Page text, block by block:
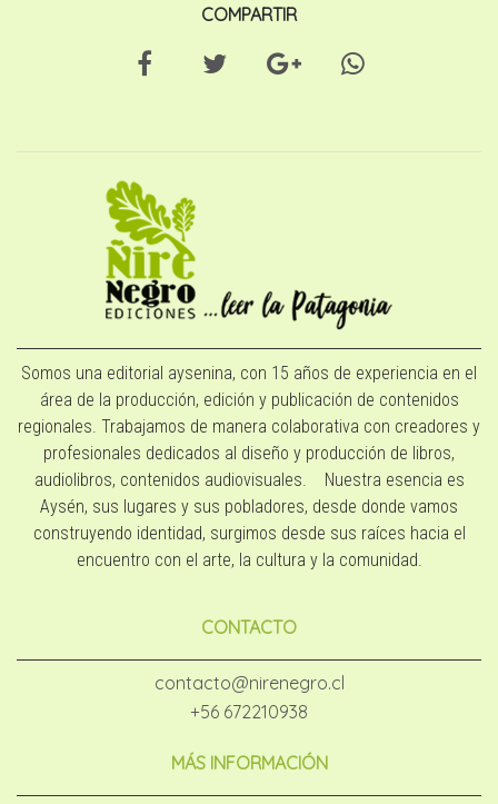
COMPARTIR
Somos una editorial aysenina, con 15 años de experiencia en el
área de la producción, edición y publicación de contenidos
regionales. Trabajamos de manera colaborativa con creadores y
profesionales dedicados al diseño y producción de libros,
audiolibros, contenidos audiovisuales. Nuestra esencia es
Aysén, sus lugares y sus pobladores, desde donde vamos
construyendo identidad, surgimos desde sus raíces hacia el
encuentro con el arte, la cultura y la comunidad.
CONTACTO
contacto@nirenegro.cl
+56 672210938
MÁS INFORMACIÓN